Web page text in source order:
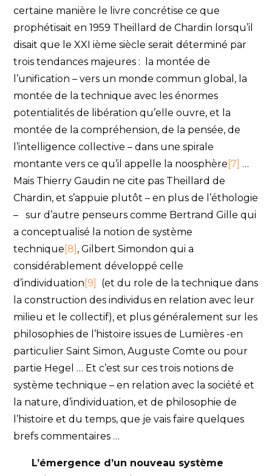
certaine manière le livre concrétise ce que
prophétisait en 1959 Theillard de Chardin lorsqu’il
disait que le XXI ième siècle serait déterminé par
trois tendances majeures : la montée de
l’unification – vers un monde commun global, la
montée de la technique avec les énormes
potentialités de libération qu’elle ouvre, et la
montée de la compréhension, de la pensée, de
l’intelligence collective – dans une spirale
montante vers ce qu’il appelle la noosphère [7] …
Mais Thierry Gaudin ne cite pas Theillard de
Chardin, et s’appuie plutôt – en plus de l’éthologie
– sur d’autre penseurs comme Bertrand Gille qui
a conceptualisé la notion de système
technique [8] , Gilbert Simondon qui a
considérablement développé celle
d’individuation [9]
(et du role de la technique dans
la construction des individus en relation avec leur
milieu et le collectif), et plus généralement sur les
philosophies de l’histoire issues de Lumières -en
particulier Saint Simon, Auguste Comte ou pour
partie Hegel … Et c’est sur ces trois notions de
système technique – en relation avec la société et
la nature, d’individuation, et de philosophie de
l’histoire et du temps, que je vais faire quelques
brefs commentaires …
L’émergence d’un nouveau système